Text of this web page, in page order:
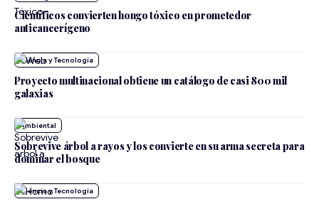
Científicos convierten hongo tóxico en prometedor
anticancerígeno
Ciencia y Tecnología
Proyecto multinacional obtiene un catálogo de casi 800 mil
galaxias
Ambiental
Sobrevive árbol a rayos y los convierte en su arma secreta para
dominar el bosque
Ciencia y Tecnología